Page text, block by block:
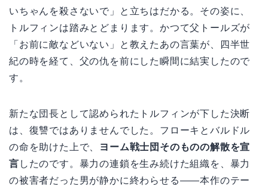
いちゃんを殺さないで」と立ちはだかる。その姿に、
トルフィンは踏みとどまります。かつて父トールズが
「お前に敵などいない」と教えたあの言葉が、四半世
紀の時を経て、父の仇を前にした瞬間に結実したので
す。
新たな団長として認められたトルフィンが下した決断
は、復讐ではありませんでした。フローキとバルドル
の命を助けた上で、
ヨーム戦士団そのものの解散を宣
言 したのです。暴力の連鎖を生み続けた組織を、暴力
の被害者だった男が静かに終わらせる——本作のテー